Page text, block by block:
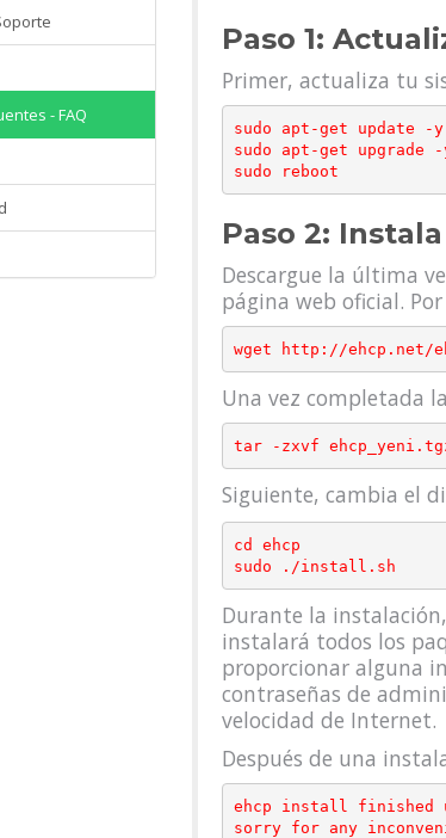
Paso 1:
Primer, actualiza tu
sudo apt-get update -y
sudo apt-get upgrade -
Paso 2: Instala
Descargue la última
página web oficial.
Una vez completada
Siguiente, cambia el
cd ehcp
Durante la
instalará todos los
proporcionar alguna
contraseñas de
velocidad de Internet.
Después de una
ehcp install finished
sorry for any
- FAQ